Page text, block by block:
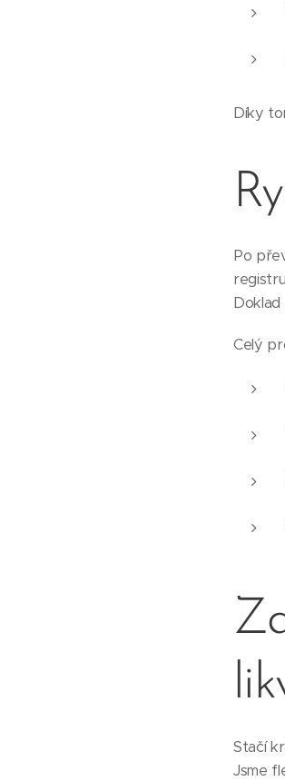
Díky
Po
Celý
Stačí
Jsme